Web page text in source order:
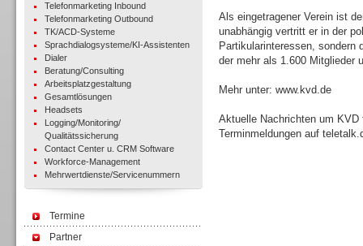
Telefonmarketing Inbound
Telefonmarketing Outbound
TK/ACD-Systeme
Sprachdialogsysteme/KI-Assistenten
Dialer
Beratung/Consulting
Arbeitsplatzgestaltung
Gesamtlösungen
Headsets
Logging/Monitoring/
Qualitätssicherung
Contact Center u. CRM Software
Workforce-Management
Mehrwertdienste/Servicenummern
Termine
Partner
Als eingetragener Verein ist
unabhängig vertritt er in der
Partikularinteressen, sondern
der mehr als 1.600 Mitglieder
Mehr unter: www.kvd.de
Aktuelle Nachrichten um
Terminmeldungen auf